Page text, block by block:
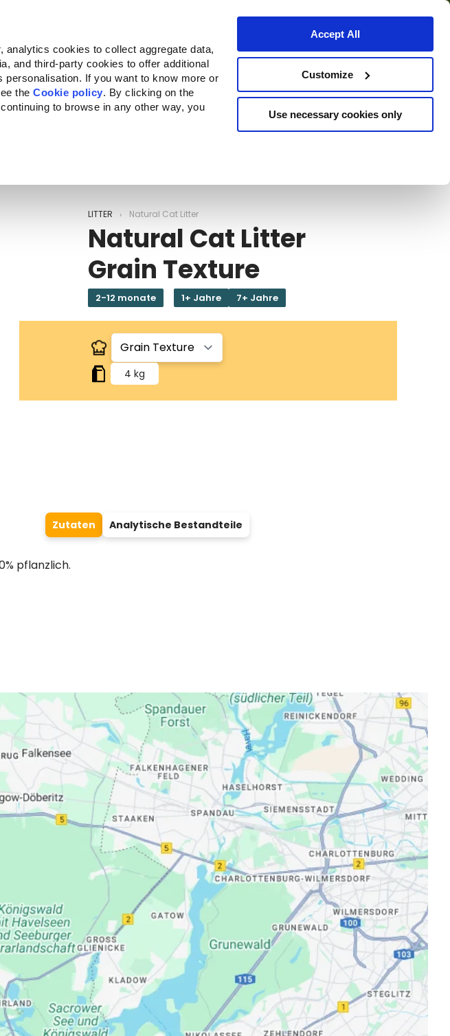
cookies to collect aggregate data,
and third-party cookies to offer additional
If you want to know more or
theCookie policy. By clicking on the
to browse in any other way, you
Accept All
Customize
Use necessary cookies only
Über uns Bezugsquellen
LITTER Natural Cat Litter
Natural Cat Litter
Grain Texture
2-12 monate 1+ Jahre 7+ Jahre
4 kg
Zutaten Analytische Bestandteile
pflanzlich.